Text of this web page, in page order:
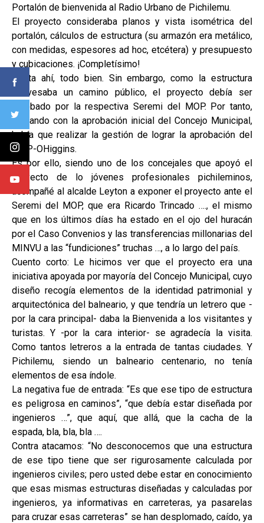
Portalón de bienvenida al Radio Urbano de Pichilemu.
El proyecto consideraba planos y vista isométrica del
portalón, cálculos de estructura (su armazón era metálico,
con medidas, espesores ad hoc, etcétera) y presupuesto
y cubicaciones. ¡Completísimo!
Hasta ahí, todo bien. Sin embargo, como la estructura
atravesaba un camino público, el proyecto debía ser
aprobado por la respectiva Seremi del MOP. Por tanto,
contando con la aprobación inicial del Concejo Municipal,
había que realizar la gestión de lograr la aprobación del
MOP-OHiggins.
Es por ello, siendo uno de los concejales que apoyó el
proyecto de lo jóvenes profesionales pichileminos,
acompañé al alcalde Leyton a exponer el proyecto ante el
Seremi del MOP, que era Ricardo Trincado …., el mismo
que en los últimos días ha estado en el ojo del huracán
por el Caso Convenios y las transferencias millonarias del
MINVU a las “fundiciones” truchas …, a lo largo del país.
Cuento corto: Le hicimos ver que el proyecto era una
iniciativa apoyada por mayoría del Concejo Municipal, cuyo
diseño recogía elementos de la identidad patrimonial y
arquitectónica del balneario, y que tendría un letrero que -
por la cara principal- daba la Bienvenida a los visitantes y
turistas. Y -por la cara interior- se agradecía la visita.
Como tantos letreros a la entrada de tantas ciudades. Y
Pichilemu, siendo un balneario centenario, no tenía
elementos de esa índole.
La negativa fue de entrada: “Es que ese tipo de estructura
es peligrosa en caminos”, “que debía estar diseñada por
ingenieros …”, que aquí, que allá, que la cacha de la
espada, bla, bla, bla ….
Contra atacamos: “No desconocemos que una estructura
de ese tipo tiene que ser rigurosamente calculada por
ingenieros civiles; pero usted debe estar en conocimiento
que esas mismas estructuras diseñadas y calculadas por
ingenieros, ya informativas en carreteras, ya pasarelas
para cruzar esas carreteras” se han desplomado, caído, ya